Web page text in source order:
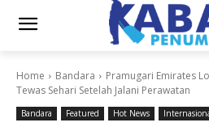
Home Bandara
Pramugari Emirates
Tewas Sehari Setelah Jalani Perawatan
Bandara Featured Hot News